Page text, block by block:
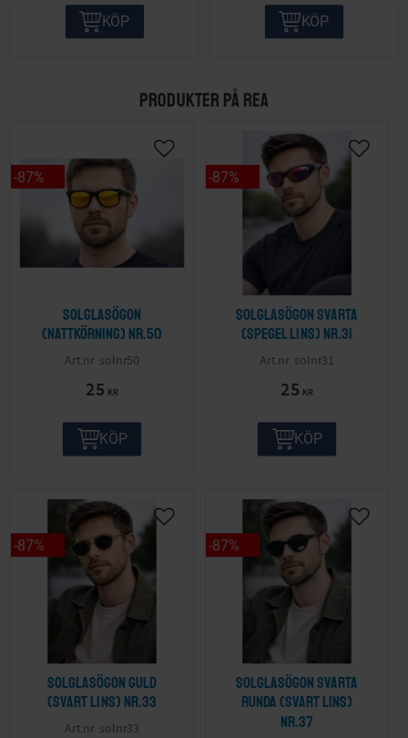
KÖP KÖP
PRODUKTER PÅ REA
Solglasögon
(nattkörning) nr.50
solnr50
25 KR
87%
KÖP
Solglasögon svarta
(spegel lins) nr.31
solnr31
25 KR
87%
KÖP
Solglasögon guld
(svart lins) nr.33
solnr33
87%
Solglasögon svarta
runda (svart lins)
nr.37
87%